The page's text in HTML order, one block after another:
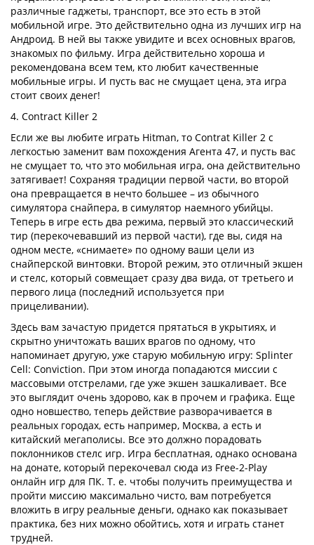
различные гаджеты, транспорт, все это есть в этой
мобильной игре. Это действительно одна из лучших игр на
Андроид. В ней вы также увидите и всех основных врагов,
знакомых по фильму. Игра действительно хороша и
рекомендована всем тем, кто любит качественные
мобильные игры. И пусть вас не смущает цена, эта игра
стоит своих денег!
4. Contract Killer 2
Если же вы любите играть Hitman, то Contrat Killer 2 с
легкостью заменит вам похождения Агента 47, и пусть вас
не смущает то, что это мобильная игра, она действительно
затягивает! Сохраняя традиции первой части, во второй
она превращается в нечто большее – из обычного
симулятора снайпера, в симулятор наемного убийцы.
Теперь в игре есть два режима, первый это классический
тир (перекочевавший из первой части), где вы, сидя на
одном месте, «снимаете» по одному ваши цели из
снайперской винтовки. Второй режим, это отличный экшен
и стелс, который совмещает сразу два вида, от третьего и
первого лица (последний используется при
прицеливании).
Здесь вам зачастую придется прятаться в укрытиях, и
скрытно уничтожать ваших врагов по одному, что
напоминает другую, уже старую мобильную игру: Splinter
Cell: Conviction. При этом иногда попадаются миссии с
массовыми отстрелами, где уже экшен зашкаливает. Все
это выглядит очень здорово, как в прочем и графика. Еще
одно новшество, теперь действие разворачивается в
реальных городах, есть например, Москва, а есть и
китайский мегаполисы. Все это должно порадовать
поклонников стелс игр. Игра бесплатная, однако основана
на донате, который перекочевал сюда из Free-2-Play
онлайн игр для ПК. Т. е. чтобы получить преимущества и
пройти миссию максимально чисто, вам потребуется
вложить в игру реальные деньги, однако как показывает
практика, без них можно обойтись, хотя и играть станет
трудней.